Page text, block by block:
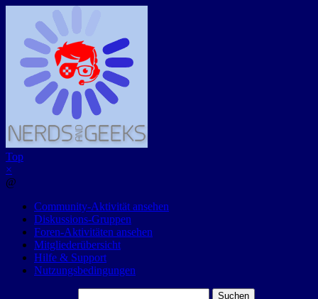
Top
×
@
Community-Aktivität ansehen
Diskussions-Gruppen
Foren-Aktivitäten ansehen
Mitgliederübersicht
Hilfe & Support
Nutzungsbedingungen